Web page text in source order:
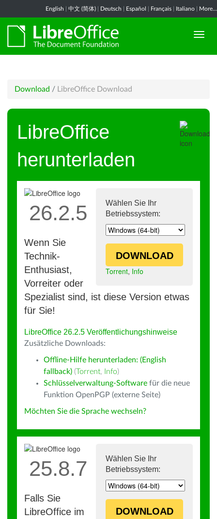
English 中文 (简体) Deutsch Español Français Italiano More...
Download / LibreOffice Download
LibreOffice
herunterladen
Wählen Sie Ihr
Betriebssystem:
DOWNLOAD
Torrent, Info
26.2.5
Wenn Sie
Technik-
Enthusiast,
Vorreiter oder
Spezialist sind, ist diese Version etwas
für Sie!
LibreOffice 26.2.5 Veröffentlichungshinweise
Zusätzliche Downloads:
Offline-Hilfe herunterladen: (English
fallback) (Torrent, Info)
Schlüsselverwaltung-Software für die neue
Funktion OpenPGP (externe Seite)
Möchten Sie die Sprache wechseln?
Wählen Sie Ihr
Betriebssystem:
DOWNLOAD
25.8.7
Falls Sie
LibreOffice im